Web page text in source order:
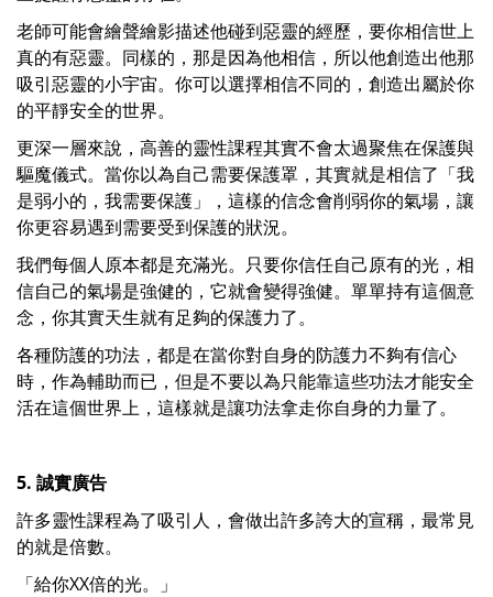
老師可能會繪聲繪影描述他碰到惡靈的經歷，要你相信世上
真的有惡靈。同樣的，那是因為他相信，所以他創造出他那
吸引惡靈的小宇宙。你可以選擇相信不同的，創造出屬於你
的平靜安全的世界。
更深一層來說，高善的靈性課程其實不會太過聚焦在保護與
驅魔儀式。當你以為自己需要保護罩，其實就是相信了「我
是弱小的，我需要保護」，這樣的信念會削弱你的氣場，讓
你更容易遇到需要受到保護的狀況。
我們每個人原本都是充滿光。只要你信任自己原有的光，相
信自己的氣場是強健的，它就會變得強健。單單持有這個意
念，你其實天生就有足夠的保護力了。
各種防護的功法，都是在當你對自身的防護力不夠有信心
時，作為輔助而已，但是不要以為只能靠這些功法才能安全
活在這個世界上，這樣就是讓功法拿走你自身的力量了。
5. 誠實廣告
許多靈性課程為了吸引人，會做出許多誇大的宣稱，最常見
的就是倍數。
「給你XX倍的光。」